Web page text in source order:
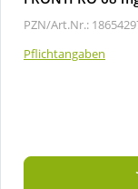
PZN/Art.Nr.:
Pflichtangaben